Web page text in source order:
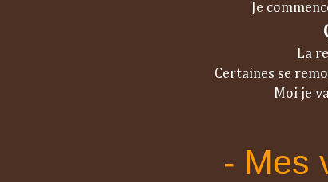
Je
La
Certaines se
Moi je
- Mes